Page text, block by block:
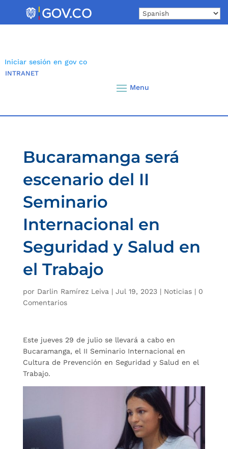
Iniciar sesión en gov co
INTRANET
Bucaramanga será
escenario del II
Seminario
Internacional en
Seguridad y Salud en
el Trabajo
por Darlin Ramírez Leiva | Jul 19, 2023| Noticias| 0
Comentarios
Este jueves 29 de julio se llevará a cabo en
Bucaramanga, el II Seminario Internacional en
Cultura de Prevención en Seguridad y Salud en el
Trabajo.